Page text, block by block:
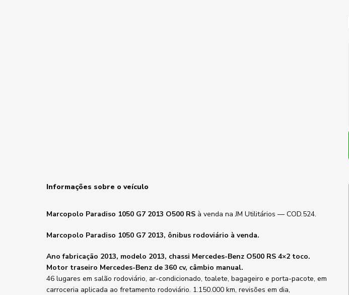
Informações sobre o veículo
Marcopolo Paradiso 1050 G7 2013 O500 RS à venda na JM Utilitários — COD.524.
Marcopolo Paradiso 1050 G7 2013, ônibus rodoviário à venda.
Ano fabricação 2013, modelo 2013, chassi Mercedes-Benz O500 RS 4×2 toco.
Motor traseiro Mercedes-Benz de 360 cv, câmbio manual.
46 lugares em salão rodoviário, ar-condicionado, toalete, bagageiro e porta-pacote, em
carroceria aplicada ao fretamento rodoviário. 1.150.000 km, revisões em dia,